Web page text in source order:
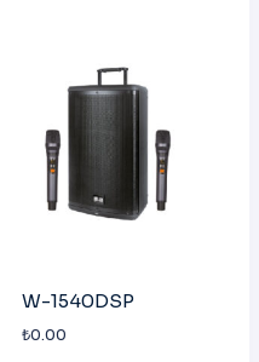
W-1540DSP
₺0.00